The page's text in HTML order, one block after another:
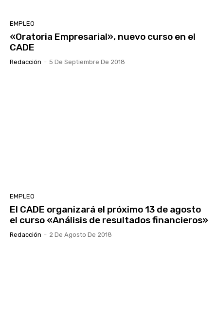
EMPLEO
«Oratoria Empresarial», nuevo curso en el
CADE
Redacción - 5 De Septiembre De 2018
EMPLEO
El CADE organizará el próximo 13 de agosto
el curso «Análisis de resultados financieros»
Redacción - 2 De Agosto De 2018